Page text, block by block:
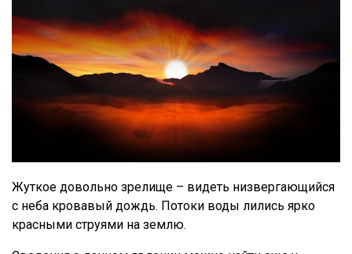
Жуткое довольно зрелище – видеть низвергающийся
с неба кровавый дождь. Потоки воды лились ярко
красными струями на землю.